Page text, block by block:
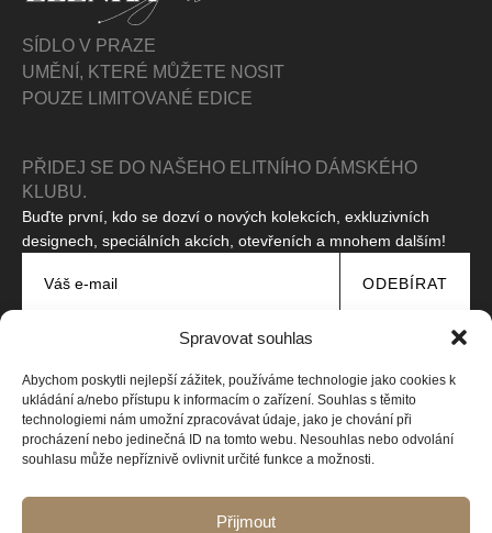
Spravovat souhlas
Abychom poskytli nejlepší zážitek, používáme technologie jako cookies k
ukládání a/nebo přístupu k informacím o zařízení. Souhlas s těmito
technologiemi nám umožní zpracovávat údaje, jako je chování při
procházení nebo jedinečná ID na tomto webu. Nesouhlas nebo odvolání
souhlasu může nepříznivě ovlivnit určité funkce a možnosti.
Přijmout
SÍDLO V PRAZE
UMĚNÍ, KTERÉ MŮŽETE NOSIT
POUZE LIMITOVANÉ EDICE
PŘIDEJ SE DO NAŠEHO ELITNÍHO DÁMSKÉHO
KLUBU.
Buďte první, kdo se dozví o nových kolekcích, exkluzivních
designech, speciálních akcích, otevřeních a mnohem dalším!
ODEBÍRAT
zasílání propagačních zpráv.Přečtěte si naše zásady
Tento web je chráněn pomocí reCAPTCHA a platíZásady ochrany
soukromíaSmluvní podmínkyspolečnosti Google.
Copyright © 2026 Všechna práva vyhrazena